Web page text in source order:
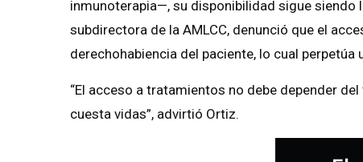
inmunoterapia—, su disponibilidad sigue
subdirectora de la AMLCC, denunció que el
derechohabiencia del paciente, lo cual perpetúa
“El acceso a tratamientos no debe depender
cuesta vidas”, advirtió Ortiz.